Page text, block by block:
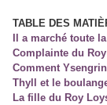
TABLE DES
Il a marché toute
Complainte du
Comment
Thyll et le
La fille du Roy